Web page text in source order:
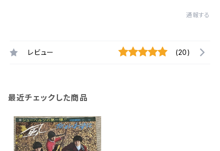
通報する
レビュー (20)
最近チェックした商品